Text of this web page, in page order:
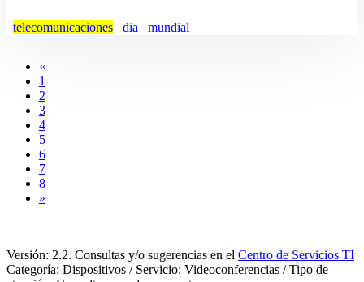
telecomunicaciones dia mundial
«
1
2
3
4
5
6
7
8
»
Versión: 2.2. Consultas y/o sugerencias en el Centro de Servicios TI
Categoría: Dispositivos / Servicio: Videoconferencias / Tipo de